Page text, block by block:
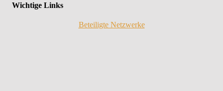
Wichtige Links
Beteiligte Netzwerke